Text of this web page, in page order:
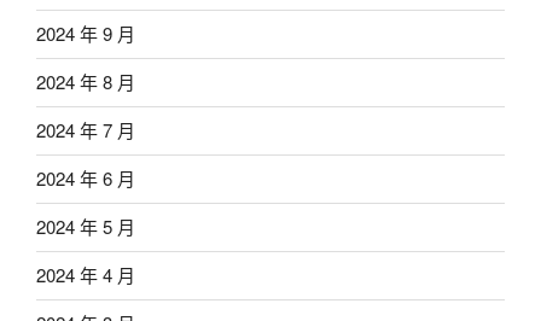
2024 年 9 月
2024 年 8 月
2024 年 7 月
2024 年 6 月
2024 年 5 月
2024 年 4 月